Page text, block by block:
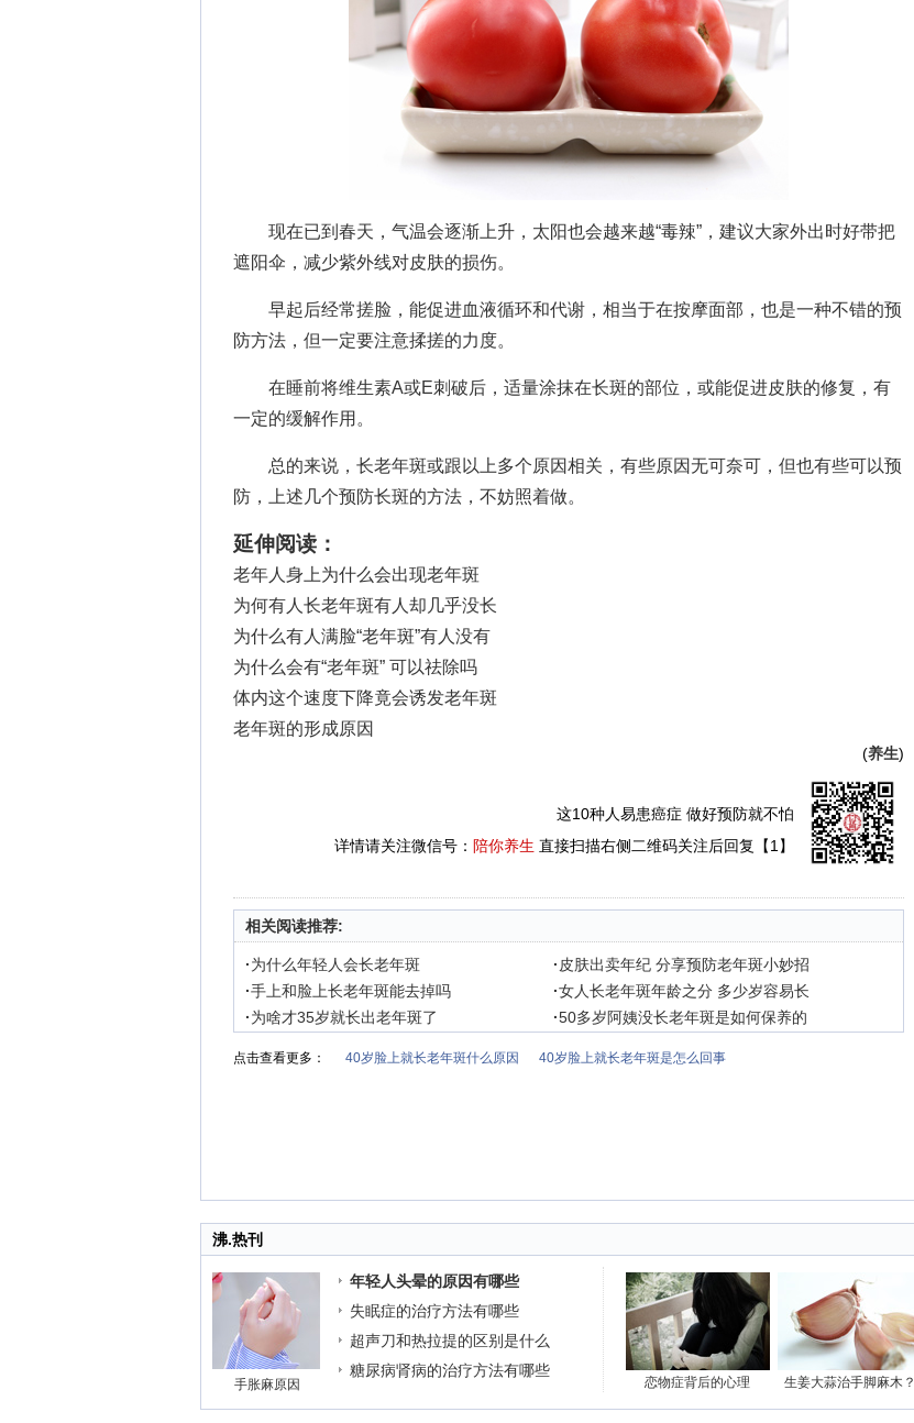
现在已到春天，气温会逐渐上升，太阳也会越来越“毒辣”，建议大家外出时好带把
遮阳伞，减少紫外线对皮肤的损伤。
早起后经常搓脸，能促进血液循环和代谢，相当于在按摩面部，也是一种不错的预
防方法，但一定要注意揉搓的力度。
在睡前将维生素A或E刺破后，适量涂抹在长斑的部位，或能促进皮肤的修复，有
一定的缓解作用。
总的来说，长老年斑或跟以上多个原因相关，有些原因无可奈可，但也有些可以预
防，上述几个预防长斑的方法，不妨照着做。
延伸阅读：
老年人身上为什么会出现老年斑
为何有人长老年斑有人却几乎没长
为什么有人满脸“老年斑”有人没有
为什么会有“老年斑” 可以祛除吗
体内这个速度下降竟会诱发老年斑
老年斑的形成原因
(养生)
这10种人易患癌症 做好预防就不怕
详情请关注微信号： 陪你养生 直接扫描右侧二维码关注后回复【1】
相关阅读推荐:
·为什么年轻人会长老年斑 · 皮肤出卖年纪 分享预防老年斑小妙招
·手上和脸上长老年斑能去掉吗 ·女人长老年斑年龄之分 多少岁容易长
·为啥才35岁就长出老年斑了 ·50多岁阿姨没长老年斑是如何保养的
点击查看更多： 40岁脸上就长老年斑什么原因 40岁脸上就长老年斑是怎么回事
沸.热刊
手胀麻原因
年轻人头晕的原因有哪些
失眠症的治疗方法有哪些
超声刀和热拉提的区别是什么
糖尿病肾病的治疗方法有哪些
恋物症背后的心理 生姜大蒜治手脚麻木？